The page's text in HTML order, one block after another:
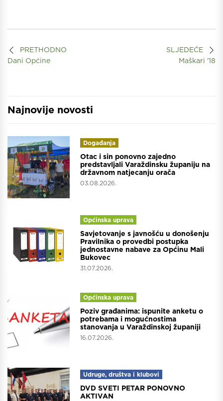
PRETHODNO
Dani Općine
SLJEDEĆE
Maškari '18
Najnovije novosti
Događanja
Otac i sin ponovno zajedno
predstavljali Varaždinsku županiju na
državnom natjecanju orača
03.08.2026.
Općinska uprava
Savjetovanje s javnošću u donošenju
Pravilnika o provedbi postupka
jednostavne nabave za Općinu Mali
Bukovec
31.07.2026.
Općinska uprava
Poziv građanima: ispunite anketu o
potrebama i mogućnostima
stanovanja u Varaždinskoj županiji
16.07.2026.
Udruge, društva i klubovi
DVD SVETI PETAR PONOVNO
AKTIVAN